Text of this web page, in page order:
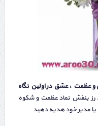
عظمت ، عشق در اولین نگاه
بنفش نماد عظمت و شکوه
مدیر خود هدیه دهید